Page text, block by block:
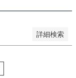
詳細検索